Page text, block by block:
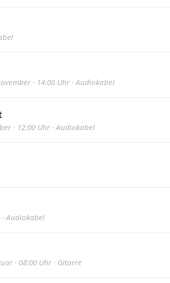
· 14:00 Uhr · Audiokabel
· 12:00 Uhr · Audiokabel
Audiokabel
· 08:00 Uhr · Gitarre